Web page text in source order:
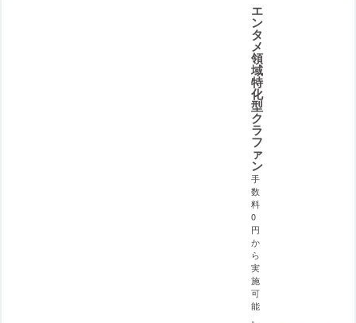
エ
ン
タ
メ
領
域
特
化
型
ク
ラ
フ
ァ
ン
手
数
料
0
円
か
ら
実
施
可
能